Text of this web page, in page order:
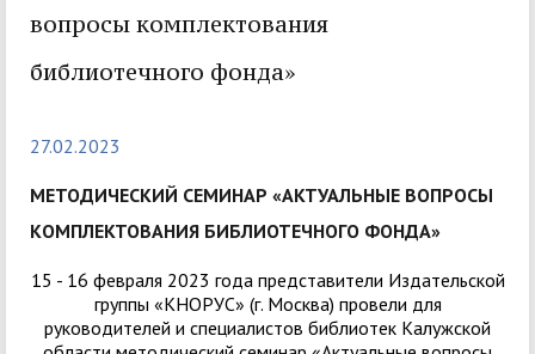
вопросы комплектования
библиотечного фонда»
27.02.2023
МЕТОДИЧЕСКИЙ СЕМИНАР «АКТУАЛЬНЫЕ ВОПРОСЫ
КОМПЛЕКТОВАНИЯ БИБЛИОТЕЧНОГО ФОНДА»
15 - 16 февраля 2023 года представители Издательской
группы «КНОРУС» (г. Москва) провели для
руководителей и специалистов библиотек Калужской